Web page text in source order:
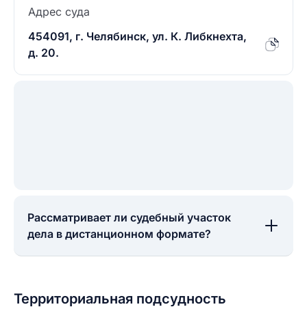
Адрес суда
454091, г. Челябинск, ул. К. Либкнехта,
д. 20.
Рассматривает ли судебный участок
дела в дистанционном формате?
Территориальная подсудность